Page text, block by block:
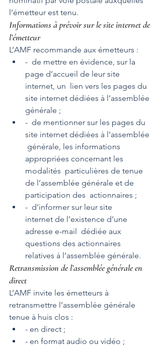
l’émetteur est tenu.
Informations à prévoir sur le site internet de
l’émetteur
L’AMF recommande aux émetteurs :
-  de mettre en évidence, sur la
page d’accueil de leur site
internet, un  lien vers les pages du
site internet dédiées à l’assemblée
générale ;
-  de mentionner sur les pages du
site internet dédiées à l’assemblée
générale, les informations
appropriées concernant les
modalités  particulières de tenue
de l’assemblée générale et de
participation des  actionnaires ;
-  d’informer sur leur site
internet de l’existence d’une
adresse e-mail  dédiée aux
questions des actionnaires
relatives à l’assemblée générale.
Retransmission de l’assemblée générale en
direct
L’AMF invite les émetteurs à
retransmettre l’assemblée générale
tenue à huis clos :
- en direct ;
- en format audio ou vidéo ;